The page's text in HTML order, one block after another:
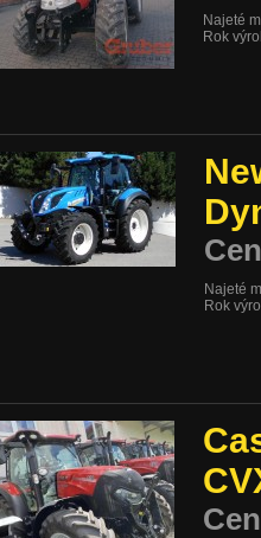
Najeté
Rok
Najeté
Rok